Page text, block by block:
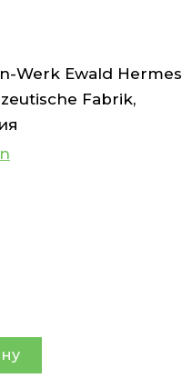
Werk Ewald Hermes
Fabrik,